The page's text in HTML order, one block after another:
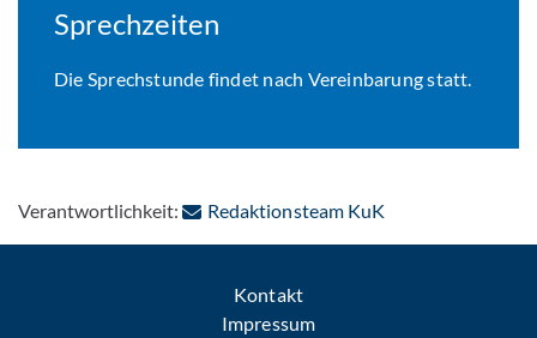
Sprechzeiten
Die Sprechstunde findet nach Vereinbarung statt.
Verantwortlichkeit: Redaktionsteam KuK: Per E-Mail
Kontakt
Impressum